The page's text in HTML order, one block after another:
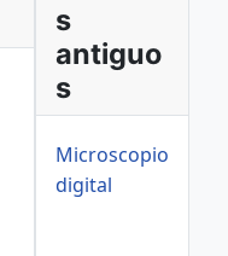
s
antiguo
s
Microscopio
digital